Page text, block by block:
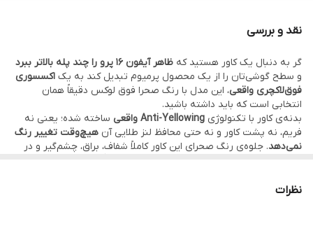
نقد و بررسی
گر به دنبال یک کاور هستید که ظاهر آیفون 16 پرو را چند پله بالاتر ببرد
و سطح گوشی‌تان را از یک محصول پرمیوم تبدیل کند به یک اکسسوری
فوق‌لاکچری واقعی، این مدل با رنگ صحرا فوق لوکس دقیقاً همان
انتخابی است که باید داشته باشید.
بدنه‌ی کاور با تکنولوژی Anti-Yellowing واقعی
ساخته شده؛ یعنی نه
فریم، نه پشت کاور و نه حتی محافظ لنز طلایی آن هیچ‌وقت تغییر رنگ
نمی‌دهد. جلوه‌ی رنگ صحرای این کاور کاملاً شفاف، براق، چشم‌گیر و در
روی کاور،
نظرات